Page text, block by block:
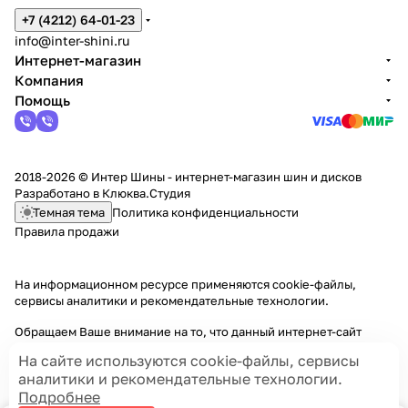
+7 (4212) 64-01-23
info@inter-shini.ru
Интернет-магазин
Компания
Помощь
2018-2026 © Интер Шины - интернет-магазин шин и дисков
Разработано в Клюква.Студия
Темная тема Политика конфиденциальности
Правила продажи
На информационном ресурсе применяютсяcookie-файлы,
сервисы аналитики и рекомендательные технологии.
Обращаем Ваше внимание на то, что данный интернет-сайт
условиях информационные материалы и цены, размещенные на
сайте, не являются публичной офертой, определяемой
положениями Статей 435 и 437 Гражданского кодекса РФ.
На сайте используются cookie-файлы, сервисы
аналитики и рекомендательные технологии.
Подробнее